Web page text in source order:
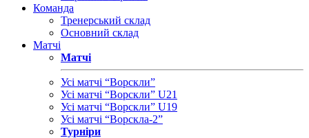
Команда
Тренерський склад
Основний склад
Матчі
Матчі
Усі матчі “Ворскли”
Усі матчі “Ворскли” U21
Усі матчі “Ворскли” U19
Усі матчі “Ворскла-2”
Турніри